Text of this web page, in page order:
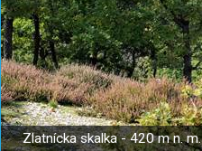
Zlatnícka skalka - 420 m n. m.